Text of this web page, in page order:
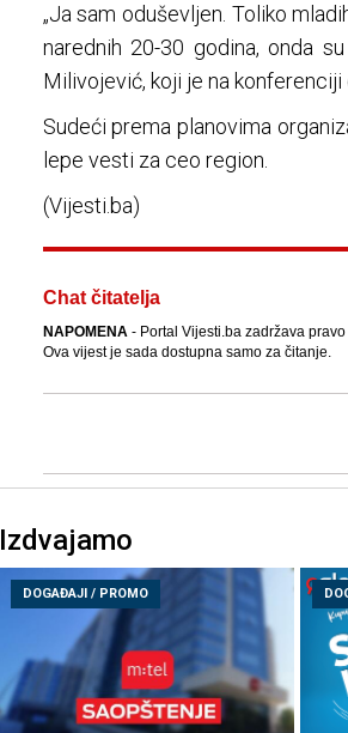
„Ja sam oduševljen. Toliko
narednih 20-30 godina, onda
Milivojević, koji je na konferenciji
Sudeći prema planovima
lepe vesti za ceo region.
(Vijesti.ba)
Chat čitatelja
NAPOMENA- Portal Vijesti.ba zadržava
Ova vijest je sada dostupna samo za čitanje.
Izdvajamo
DOGAĐAJI / PROMO